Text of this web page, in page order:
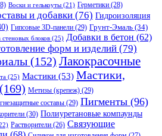
Воски и гелькоуты (21) Герметики (28)
и добавки (76) Гидроизоляция
Гипсовые 3D-панели (29) Грунт-Эмаль (34)
стеновых блоков (25) Добавки в бетон (62)
форм и изделий (79)
(152) Лакокрасочные
(25) Мастики (53) Мастики,
(169) Метизы (крепеж) (29)
составы (29) Пигменты (96)
(30) Полиуретановые компаунды
Растворители (26) Связующие